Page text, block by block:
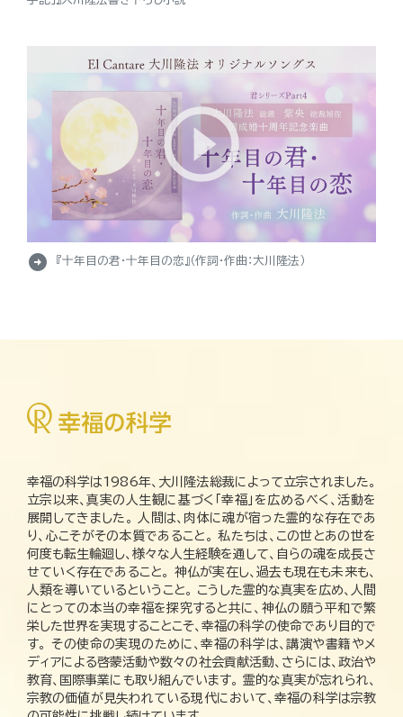
arrow_circle_right 『十年目の君・十年目の恋』（作詞・作曲：大川隆法）
幸福の科学は1986年、大川隆法総裁によって立宗されました。
立宗以来、真実の人生観に基づく「幸福」を広めるべく、活動を
展開してきました。 人間は、肉体に魂が宿った霊的な存在であ
り、心こそがその本質であること。 私たちは、この世とあの世を
何度も転生輪廻し、様々な人生経験を通して、自らの魂を成長さ
せていく存在であること。 神仏が実在し、過去も現在も未来も、
人類を導いているということ。 こうした霊的な真実を広め、人間
にとっての本当の幸福を探究すると共に、神仏の願う平和で繁
栄した世界を実現することこそ、幸福の科学の使命であり目的で
す。 その使命の実現のために、幸福の科学は、講演や書籍やメ
ディアによる啓蒙活動や数々の社会貢献活動、さらには、政治や
教育、国際事業にも取り組んでいます。 霊的な真実が忘れられ、
宗教の価値が見失われている現代において、幸福の科学は宗教